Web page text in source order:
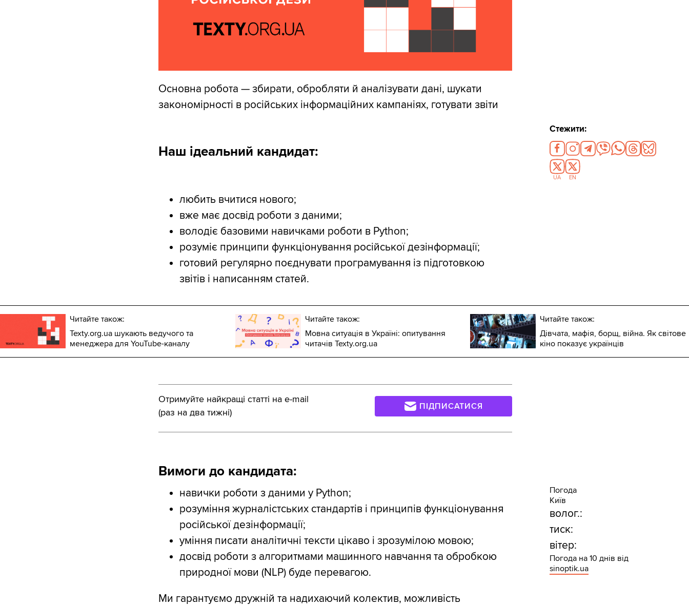
Основна робота — збирати, обробляти й аналізувати дані, шукати
закономірності в російських інформаційних кампаніях, готувати звіти
Наш ідеальний кандидат:
любить вчитися нового;
вже має досвід роботи з даними;
володіє базовими навичками роботи в Python;
розуміє принципи функціонування російської дезінформації;
готовий регулярно поєднувати програмування із підготовкою
звітів і написанням статей.
Читайте також:
Texty.org.ua шукають ведучого та
менеджера для YouTube-каналу
Читайте також:
Мовна ситуація в Україні: опитування
читачів Texty.org.ua
Читайте також:
Дівчата, мафія, борщ, війна. Як світове
кіно показує українців
Отримуйте найкращі статті на e-mail
(раз на два тижні)
ПІДПИСАТИСЯ
Вимоги до кандидата:
навички роботи з даними у Python;
розуміння журналістських стандартів і принципів функціонування
російської дезінформації;
уміння писати аналітичні тексти цікаво і зрозумілою мовою;
досвід роботи з алгоритмами машинного навчання та обробкою
природної мови (NLP) буде перевагою.
Ми гарантуємо дружній та надихаючий колектив, можливість
Стежити:
UA EN
Погода
Київ
волог.:
тиск:
вітер:
Погода на 10 днів від
sinoptik.ua